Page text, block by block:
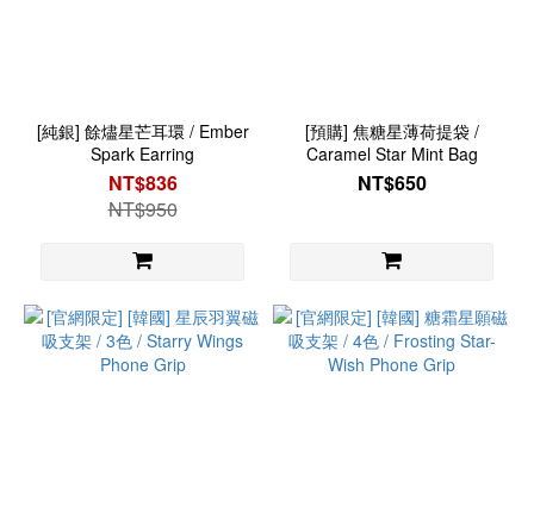
[純銀] 餘燼星芒耳環 / Ember
Spark Earring
NT$836
NT$950
[預購] 焦糖星薄荷提袋 /
Caramel Star Mint Bag
NT$650